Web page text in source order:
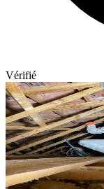
Vérifié